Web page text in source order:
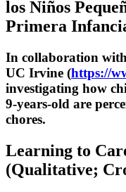
los Niños
Primera
In collaboration
UC Irvine (https://
investigating how
9-years-old are
chores.
Learning to
(Qualitative;